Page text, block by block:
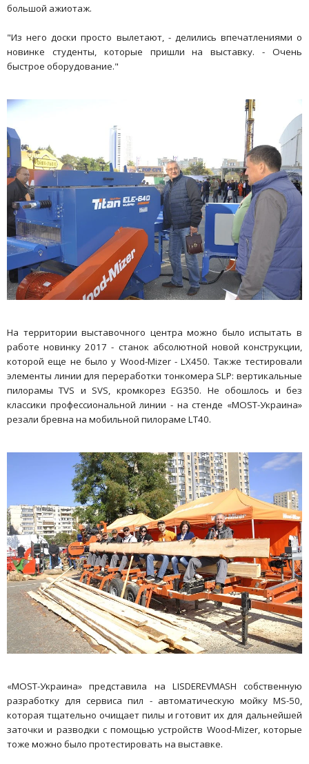
большой ажиотаж.
"Из него доски просто вылетают, - делились впечатлениями о
новинке студенты, которые пришли на выставку. - Очень
быстрое оборудование."
На территории выставочного центра можно было испытать в
работе новинку 2017 - станок абсолютной новой конструкции,
которой еще не было у Wood-Mizer - LX450. Также тестировали
элементы линии для переработки тонкомера SLP: вертикальные
пилорамы TVS и SVS, кромкорез EG350. Не обошлось и без
классики профессиональной линии - на стенде «МОSТ-Украина»
резали бревна на мобильной пилораме LT40.
«МОSТ-Украина» представила на LISDEREVMASH собственную
разработку для сервиса пил - автоматическую мойку MS-50,
которая тщательно очищает пилы и готовит их для дальнейшей
заточки и разводки с помощью устройств Wood-Mizer, которые
тоже можно было протестировать на выставке.